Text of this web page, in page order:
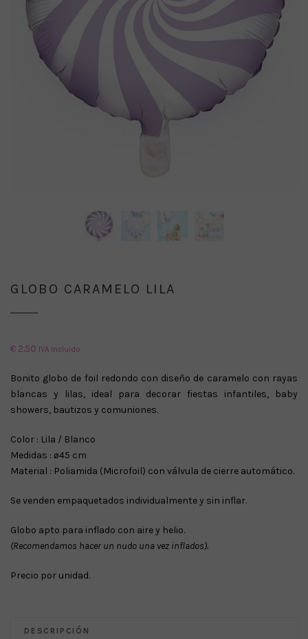
GLOBO CARAMELO LILA
€ 2.50 IVA Incluido
Bonito globo de foil redondo con diseño de caramelo con rayas
blancas y lilas, ideal para decorar fiestas infantiles, baby
showers, bautizos y comuniones.
Color : Lila / Blanco
Medidas : ø45 cm
Material : Poliamida (Microfoil) con válvula de cierre automático.
Se venden empaquetados individualmente y sin inflar.
Globo apto para inflado con aire y helio.
(Recomendamos hacer un nudo una vez inflados).
Precio por unidad.
DESCRIPCIÓN